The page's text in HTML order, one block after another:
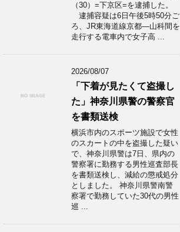
（30）=下京区=を逮捕した。
逮捕容疑は6日午後5時50分ご
ろ、JR東海道線京都―山科間を
走行する電車内で女子高 ...
2026/08/07
「下着が見たくて盗撮し
た」神奈川県警の警察官
を書類送検
横浜市内のスポーツ施設で女性
のスカートの中を盗撮した疑い
で、神奈川県警は7日、県内の
警察署に勤務する男性巡査部長
を書類送検し、減給の懲戒処分
としました。 神奈川県警南警
察署で勤務していた30代の男性
巡 ...